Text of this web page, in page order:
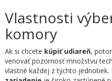
Vlastnosti
komory
Ak si chcete kúpiť udiareň,
venovať pozornosť množstvu
vlastné každej z týchto jednotiek.